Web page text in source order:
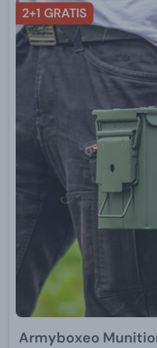
2+1 GRATIS
Armyboxeo